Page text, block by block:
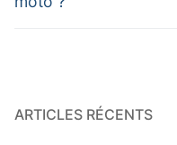
ARTICLES RÉCENTS